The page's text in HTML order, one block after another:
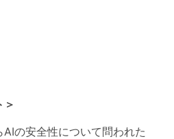
＞
の安全性について問われた